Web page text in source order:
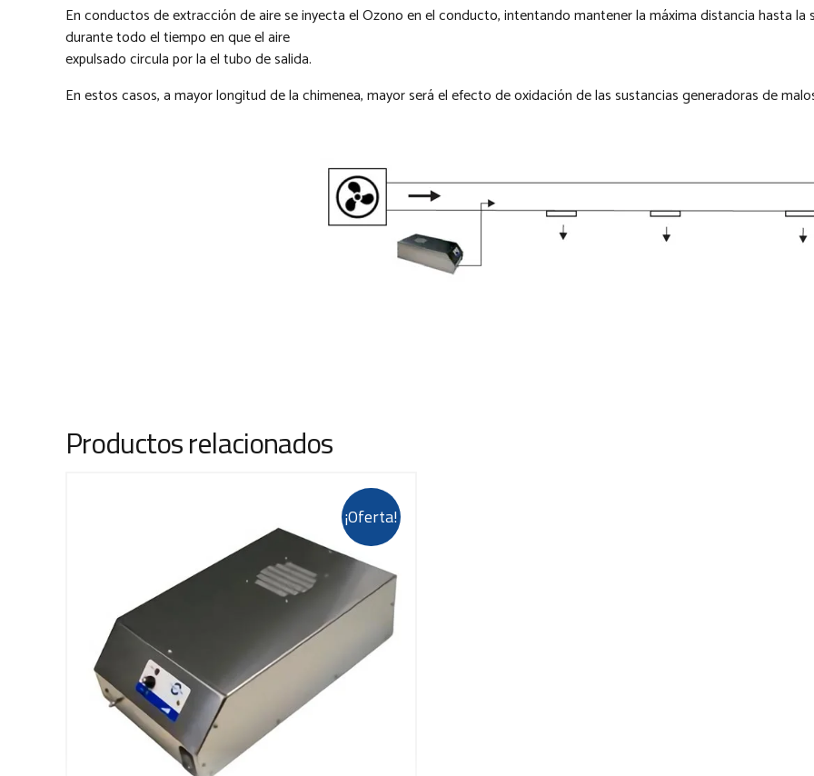
En conductos de extracción de aire se inyecta el Ozono en el conducto, intentando mantener la máxima distancia hasta la
durante todo el tiempo en que el aire
expulsado circula por la el tubo de salida.
En estos casos, a mayor longitud de la chimenea, mayor será el efecto de oxidación de las sustancias generadoras de
Productos relacionados
¡Oferta!